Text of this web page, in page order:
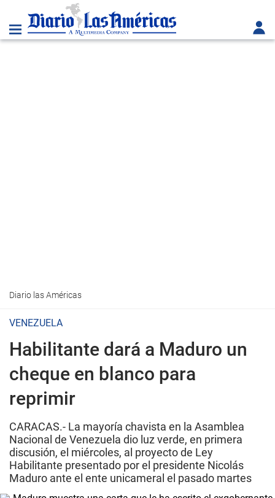
Diario las Américas
VENEZUELA
Habilitante dará a Maduro un
cheque en blanco para
reprimir
CARACAS.- La mayoría chavista en la Asamblea
Nacional de Venezuela dio luz verde, en primera
discusión, el miércoles, al proyecto de Ley
Habilitante presentado por el presidente Nicolás
Maduro ante el ente unicameral el pasado martes